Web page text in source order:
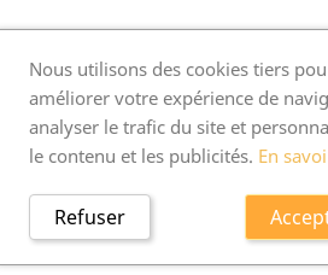
Nous utilisons des cookies tiers
améliorer votre expérience de
analyser le trafic du site et
le contenu et les publicités. En
Refuser